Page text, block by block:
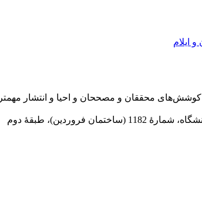
ایلام
در سال 1372 ش به قصد حمایت از كوشش‌های محققان و مصححان و
طبقۀ دوم